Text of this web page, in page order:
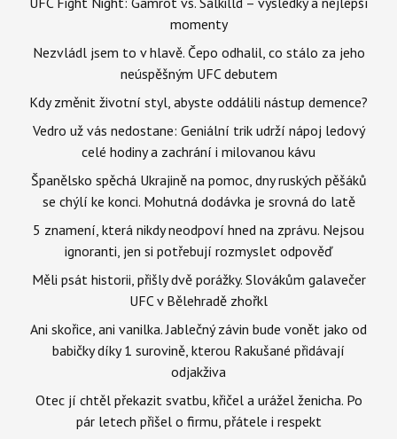
momenty
Nezvládl jsem to v hlavě. Čepo odhalil, co stálo za jeho
neúspěšným UFC debutem
Kdy změnit životní styl, abyste oddálili nástup demence?
Vedro už vás nedostane: Geniální trik udrží nápoj ledový
celé hodiny a zachrání i milovanou kávu
Španělsko spěchá Ukrajině na pomoc, dny ruských pěšáků
se chýlí ke konci. Mohutná dodávka je srovná do latě
5 znamení, která nikdy neodpoví hned na zprávu. Nejsou
ignoranti, jen si potřebují rozmyslet odpověď
Měli psát historii, přišly dvě porážky. Slovákům galavečer
UFC v Bělehradě zhořkl
Ani skořice, ani vanilka. Jablečný závin bude vonět jako od
babičky díky 1 surovině, kterou Rakušané přidávají
odjakživa
Otec jí chtěl překazit svatbu, křičel a urážel ženicha. Po
pár letech přišel o firmu, přátele i respekt